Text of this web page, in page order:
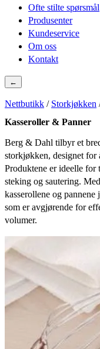
Ofte stilte spørsmål
Produsenter
Kundeservice
Om oss
Kontakt
←
Nettbutikk / Storkjøkken
Kasseroller & Panner
Berg & Dahl tilbyr et
storkjøkken, designet for
Produktene er ideelle for
steking og sautering.
kasserollene og
som er avgjørende for
volumer.